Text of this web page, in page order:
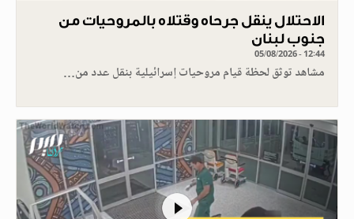
الاحتلال ينقل جرحاه وقتلاه بالمروحيات من
جنوب لبنان
05/08/2026 - 12:44
مشاهد توثق لحظة قيام مروحيات إسرائيلية بنقل عدد من…